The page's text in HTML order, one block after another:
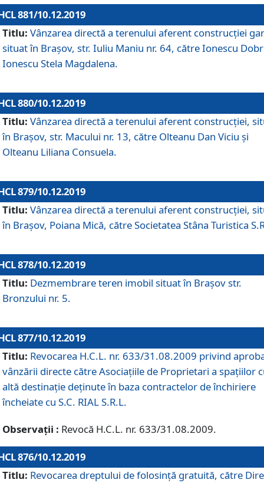
881/10.12.2019
Titlu: Vânzarea directă a terenului aferent construcției
situat în Brașov, str. Iuliu Maniu nr. 64, către Ionescu
Ionescu Stela Magdalena.
880/10.12.2019
Titlu: Vânzarea directă a terenului aferent construcției,
în Brașov, str. Macului nr. 13, către Olteanu Dan Viciu și
Olteanu Liliana Consuela.
879/10.12.2019
Titlu: Vânzarea directă a terenului aferent construcției,
în Brașov, Poiana Mică, către Societatea Stâna Turistica
878/10.12.2019
Titlu: Dezmembrare teren imobil situat în Brașov str.
Bronzului nr. 5.
877/10.12.2019
Titlu: Revocarea H.C.L. nr. 633/31.08.2009 privind
vânzării directe către Asociațiile de Proprietari a spațiilor
altă destinație deținute în baza contractelor de închiriere
încheiate cu S.C. RIAL S.R.L.
Observații : Revocă H.C.L. nr. 633/31.08.2009.
876/10.12.2019
Titlu: Revocarea dreptului de folosinţă gratuită, către